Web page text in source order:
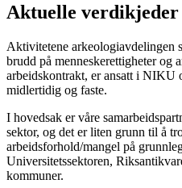
Aktuelle verdikjeder
Aktivitetene arkeologiavdelingen
brudd på menneskerettigheter og
arbeidskontrakt, er ansatt i NIKU
midlertidig og faste.
I hovedsak er våre
sektor, og det er liten grunn til å
arbeidsforhold/mangel på
Universitetssektoren,
kommuner.